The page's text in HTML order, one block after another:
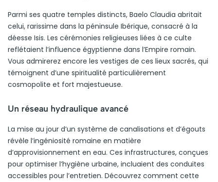
Parmi ses quatre temples distincts, Baelo Claudia abritait
celui, rarissime dans la péninsule Ibérique, consacré à la
déesse Isis. Les cérémonies religieuses liées à ce culte
reflétaient l’influence égyptienne dans l’Empire romain.
Vous admirerez encore les vestiges de ces lieux sacrés, qui
témoignent d’une spiritualité particulièrement
cosmopolite et fort majestueuse.
Un réseau hydraulique avancé
La mise au jour d’un système de canalisations et d’égouts
révèle l’ingéniosité romaine en matière
d’approvisionnement en eau. Ces infrastructures, conçues
pour optimiser l’hygiène urbaine, incluaient des conduites
accessibles pour l’entretien. Découvrez comment cette